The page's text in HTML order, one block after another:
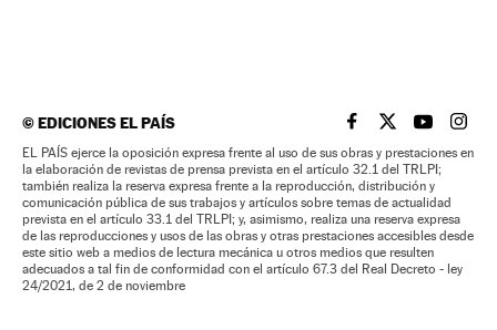
©EDICIONES EL PAÍS EL PAÍS BRASIL EN
EL PAÍSEL PAÍS
EL
EL PAÍS ejerce la oposición expresa frente al uso de sus obras y prestaciones en
la elaboración de revistas de prensa prevista en el artículo 32.1 del TRLPI;
también realiza la reserva expresa frente a la reproducción, distribución y
comunicación pública de sus trabajos y artículos sobre temas de actualidad
prevista en el artículo 33.1 del TRLPI; y, asimismo, realiza una reserva expresa
de las reproducciones y usos de las obras y otras prestaciones accesibles desde
este sitio web a medios de lectura mecánica u otros medios que resulten
adecuados a tal fin de conformidad con el artículo 67.3 del Real Decreto - ley
24/2021, de 2 de noviembre